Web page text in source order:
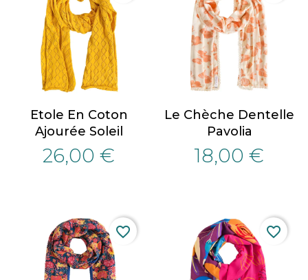
Etole En Coton
Ajourée Soleil
26,00 €
Le Chèche Dentelle
Pavolia
18,00 €
favorite_border favorite_border